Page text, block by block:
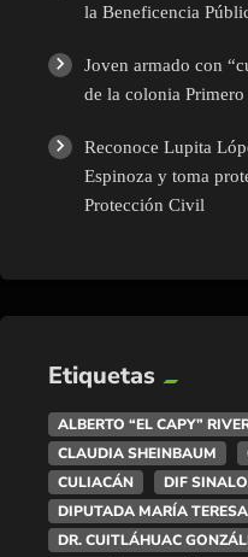
la Beneficencia
Joven armado con
de la colonia
Reconoce Lupita
Espinoza y toma
Protección Civil
Etiquetas
ALBERTO “EL CAPY”
CLAUDIA SHEINBAUM
CULIACÁN
DIF
DIPUTADA MARÍA
DR. CUITLÁHUAC